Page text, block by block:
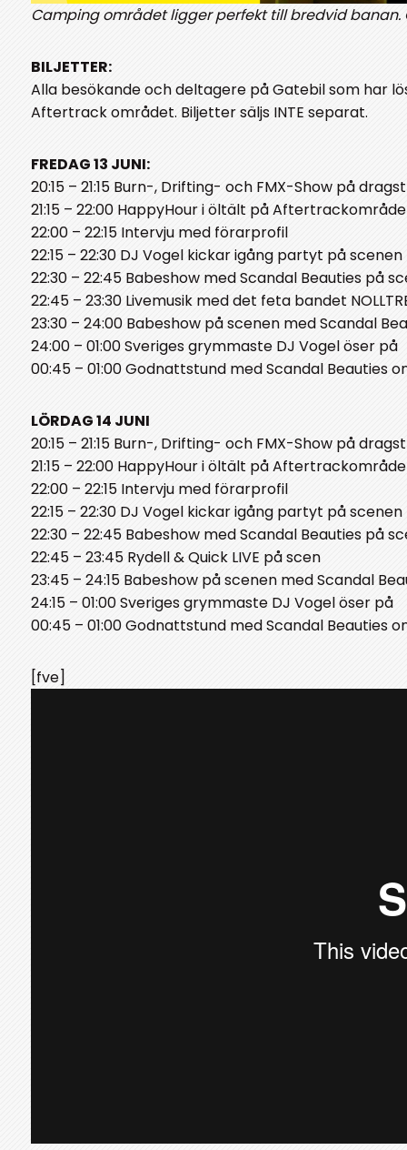
Camping området ligger perfekt till bredvid banan.
BILJETTER:
Alla besökande och deltagere på Gatebil som har
Aftertrack området. Biljetter säljs INTE separat.
FREDAG 13 JUNI:
20:15 – 21:15 Burn-, Drifting- och FMX-Show på
21:15 – 22:00 HappyHour i öltält på
22:00 – 22:15 Intervju med förarprofil
22:15 – 22:30 DJ Vogel kickar igång partyt på scenen
22:30 – 22:45 Babeshow med Scandal Beauties på
22:45 – 23:30 Livemusik med det feta bandet
23:30 – 24:00 Babeshow på scenen med Scandal
24:00 – 01:00 Sveriges grymmaste DJ Vogel öser på
00:45 – 01:00 Godnattstund med Scandal Beauties
LÖRDAG 14 JUNI
20:15 – 21:15 Burn-, Drifting- och FMX-Show på
21:15 – 22:00 HappyHour i öltält på
22:00 – 22:15 Intervju med förarprofil
22:15 – 22:30 DJ Vogel kickar igång partyt på scenen
22:30 – 22:45 Babeshow med Scandal Beauties på
22:45 – 23:45 Rydell & Quick LIVE på scen
23:45 – 24:15 Babeshow på scenen med Scandal
24:15 – 01:00 Sveriges grymmaste DJ Vogel öser på
00:45 – 01:00 Godnattstund med Scandal Beauties
[fve]